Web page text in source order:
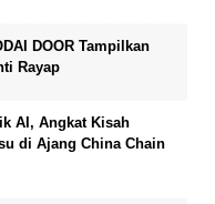
DOOR Tampilkan
Rayap
AI, Angkat Kisah
di Ajang China Chain